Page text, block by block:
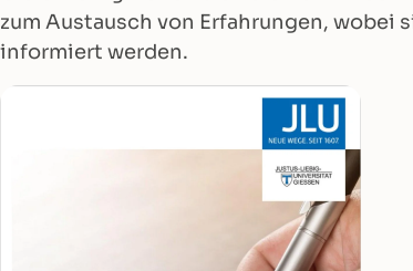
zum Austausch von Erfahrungen, wobei
informiert werden.